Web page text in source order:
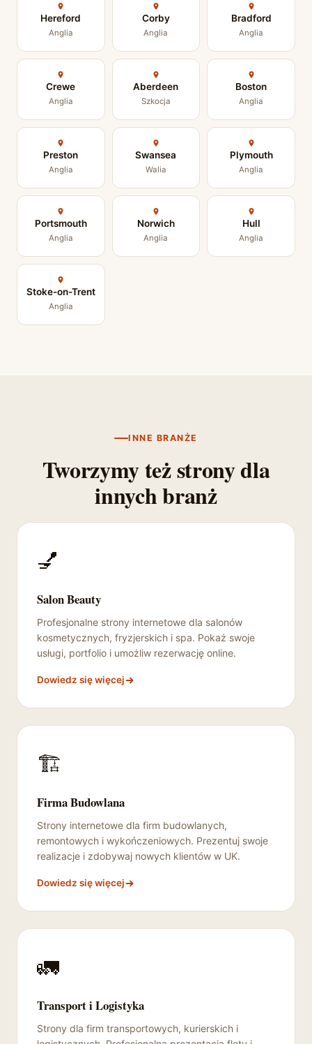
Hereford
Anglia
Corby
Anglia
Bradford
Anglia
Crewe
Anglia
Aberdeen
Szkocja
Boston
Anglia
Preston
Anglia
Swansea
Walia
Plymouth
Anglia
Portsmouth
Anglia
Norwich
Anglia
Hull
Anglia
Stoke-on-Trent
Anglia
INNE BRANŻE
Tworzymy też strony dla
innych branż
💅
Salon Beauty
Profesjonalne strony internetowe dla salonów
kosmetycznych, fryzjerskich i spa. Pokaż swoje
usługi, portfolio i umożliw rezerwację online.
Dowiedz się więcej
🏗️
Firma Budowlana
Strony internetowe dla firm budowlanych,
remontowych i wykończeniowych. Prezentuj swoje
realizacje i zdobywaj nowych klientów w UK.
Dowiedz się więcej
🚛
Transport i Logistyka
Strony dla firm transportowych, kurierskich i